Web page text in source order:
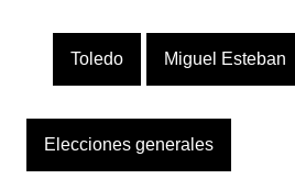
Toledo Miguel Esteban
Elecciones generales